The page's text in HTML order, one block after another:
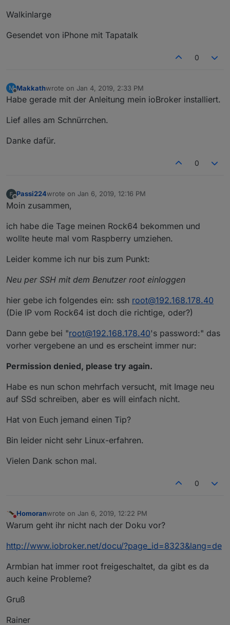
Walkinlarge
Gesendet von iPhone mit Tapatalk
0
M
Offline
Makkathwrote on Jan 4, 2019, 2:33 PM
last edited by
Habe gerade mit der Anleitung mein ioBroker installiert.
Lief alles am Schnürrchen.
Danke dafür.
0
Offline
Passi224wrote on Jan 6, 2019, 12:16 PM
last edited by
Moin zusammen,
ich habe die Tage meinen Rock64 bekommen und
wollte heute mal vom Raspberry umziehen.
Leider komme ich nur bis zum Punkt:
Neu per SSH mit dem Benutzer root einloggen
hier gebe ich folgendes ein: ssh root@192.168.178.40
(Die IP vom Rock64 ist doch die richtige, oder?)
Dann gebe bei "root@192.168.178.40's password:" das
vorher vergebene an und es erscheint immer nur:
Permission denied, please try again.
Habe es nun schon mehrfach versucht, mit Image neu
auf SSd schreiben, aber es will einfach nicht.
Hat von Euch jemand einen Tip?
Bin leider nicht sehr Linux-erfahren.
Vielen Dank schon mal.
0
Do not disturb
Homoranwrote on Jan 6, 2019, 12:22 PM
last edited by
Warum geht ihr nicht nach der Doku vor?
http://www.iobroker.net/docu/?page_id=8323&lang=de
Armbian hat immer root freigeschaltet, da gibt es da
auch keine Probleme?
Gruß
Rainer